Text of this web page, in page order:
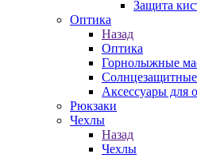
Защита
Оптика
Назад
Оптика
Горнолыжные
Аксессуары для
Рюкзаки
Чехлы
Назад
Чехлы